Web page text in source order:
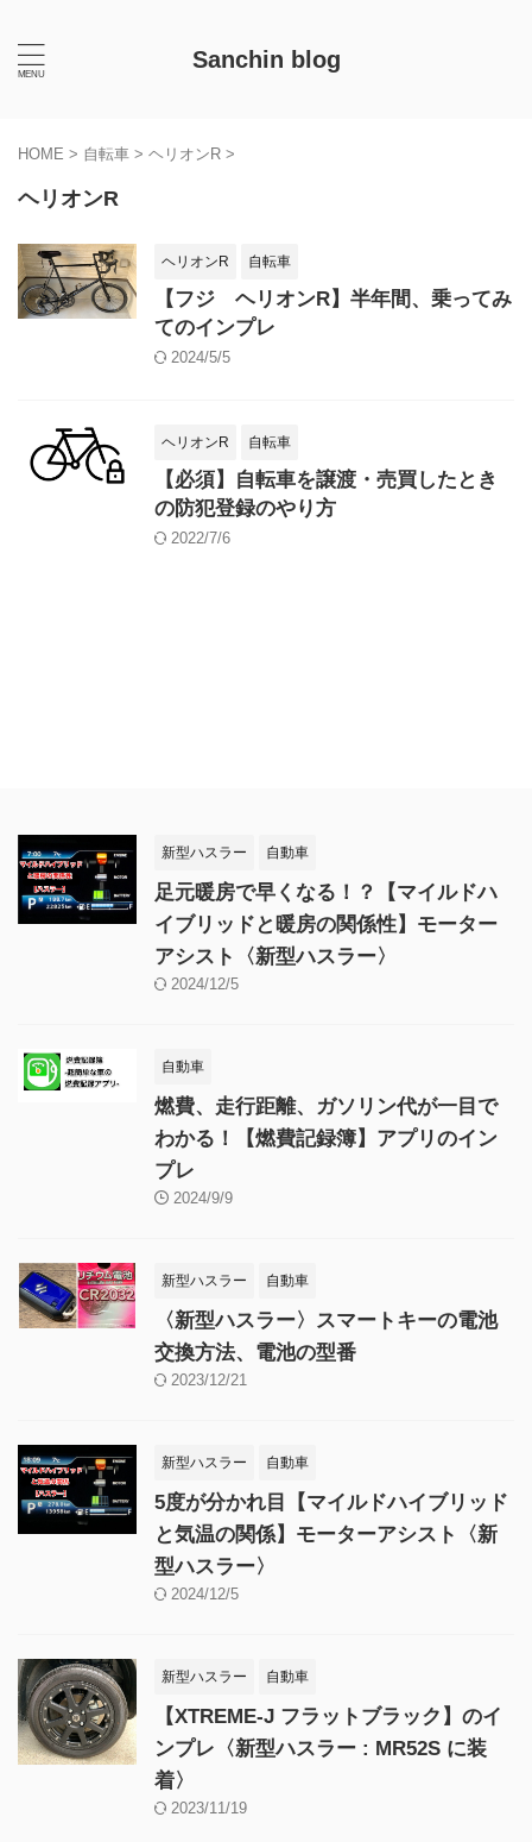
Sanchin blog
HOME > 自転車 > ヘリオンR >
ヘリオンR
ヘリオンR 自転車
【フジ ヘリオンR】半年間、乗ってみ
てのインプレ
2024/5/5
ヘリオンR 自転車
【必須】自転車を譲渡・売買したとき
の防犯登録のやり方
2022/7/6
新型ハスラー 自動車
足元暖房で早くなる！？【マイルドハ
イブリッドと暖房の関係性】モーター
アシスト〈新型ハスラー〉
2024/12/5
自動車
燃費、走行距離、ガソリン代が一目で
わかる！【燃費記録簿】アプリのイン
プレ
2024/9/9
新型ハスラー 自動車
〈新型ハスラー〉スマートキーの電池
交換方法、電池の型番
2023/12/21
新型ハスラー 自動車
5度が分かれ目【マイルドハイブリッド
と気温の関係】モーターアシスト〈新
型ハスラー〉
2024/12/5
新型ハスラー 自動車
【XTREME-J フラットブラック】のイ
ンプレ〈新型ハスラー : MR52S に装
着〉
2023/11/19